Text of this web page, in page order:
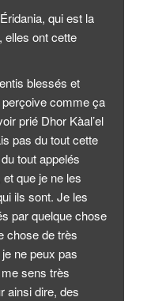
qui est la
elles ont cette
blessés et
comme ça
prié Dhor Kàal’el
pas du tout cette
tout appelés
que je ne les
ils sont. Je les
par quelque chose
chose de très
ne peux pas
me sens très
ainsi dire, des